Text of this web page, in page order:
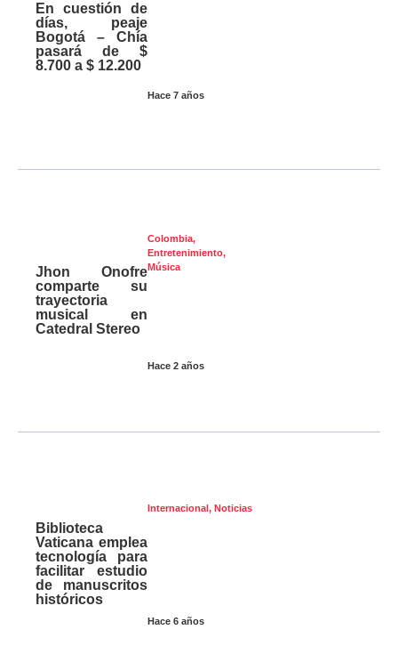
Hace 7 años
En cuestión de
días, peaje
Bogotá – Chía
pasará de $
8.700 a $ 12.200
Colombia,
Entretenimiento,
Música
Hace 2 años
Jhon Onofre
comparte su
trayectoria
musical en
Catedral Stereo
Internacional , Noticias
Hace 6 años
Biblioteca
Vaticana emplea
tecnología para
facilitar estudio
de manuscritos
históricos